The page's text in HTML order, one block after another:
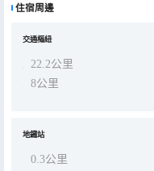
住宿周邊
交通樞紐
22.2公里
8公里
地鐵站
0.3公里